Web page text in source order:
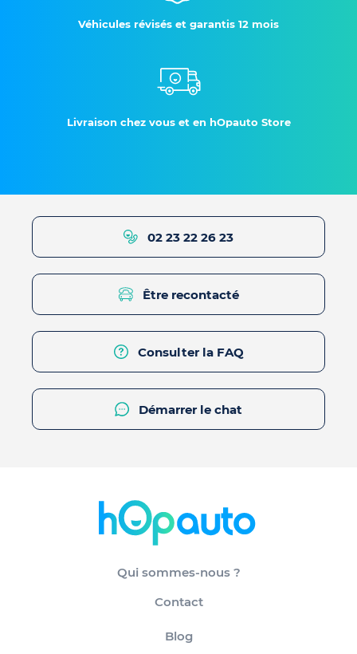
Véhicules révisés et garantis 12 mois
Livraison chez vous et en hOpauto Store
02 23 22 26 23
Être recontacté
Consulter la FAQ
Démarrer le chat
Qui sommes-nous ?
Contact
Blog